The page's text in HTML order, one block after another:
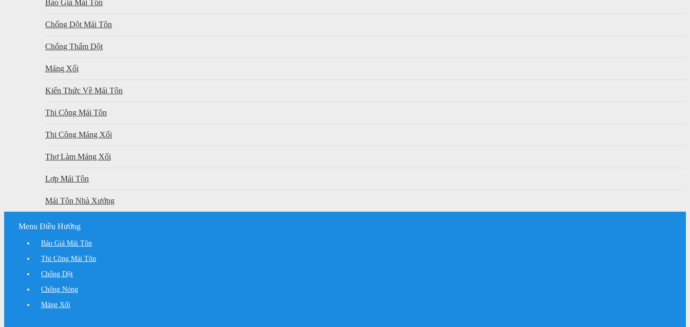
Báo Giá Mái Tôn
Chống Dột Mái Tôn
Chống Thấm Dột
Máng Xối
Kiến Thức Về Mái Tôn
Thi Công Mái Tôn
Thi Công Máng Xối
Thợ Làm Máng Xối
Lợp Mái Tôn
Mái Tôn Nhà Xưởng
Menu Điều Hướng
Báo Giá Mái Tôn
Thi Công Mái Tôn
Chống Dột
Chống Nóng
Máng Xối